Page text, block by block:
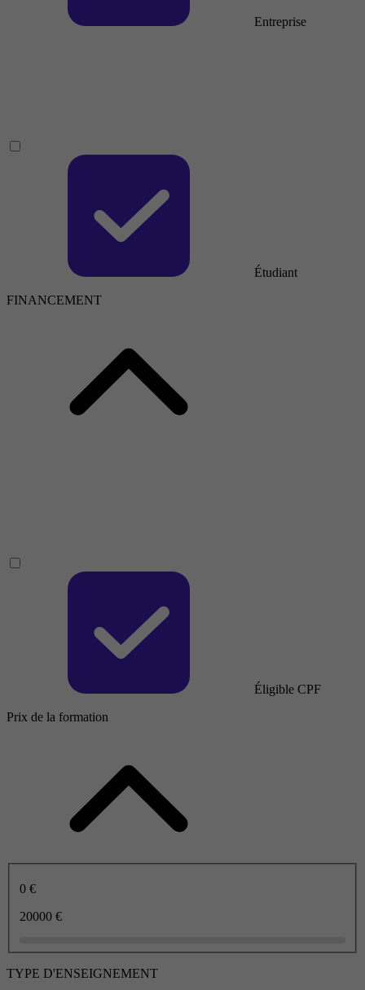
Entreprise
Étudiant
FINANCEMENT
Éligible CPF
Prix de la formation
0 €
20000 €
TYPE D'ENSEIGNEMENT